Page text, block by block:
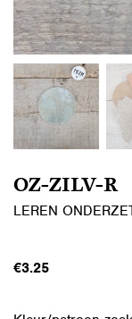
OZ-ZILV-R
LEREN
€3.25